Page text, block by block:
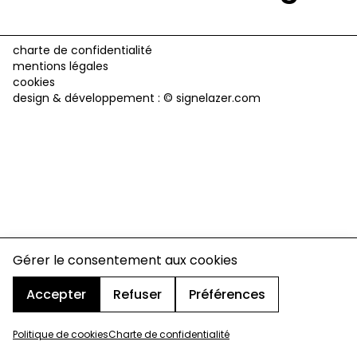
Gérer le consentement aux cookies
Accepter
Refuser Préférences
Politique de cookiesCharte de confidentialité
charte de confidentialité
mentions légales
cookies
design & développement : © signelazer.com